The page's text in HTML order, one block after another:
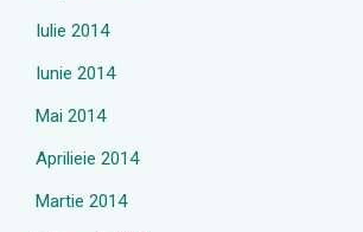
Iulie 2014
Iunie 2014
Mai 2014
Aprilieie 2014
Martie 2014